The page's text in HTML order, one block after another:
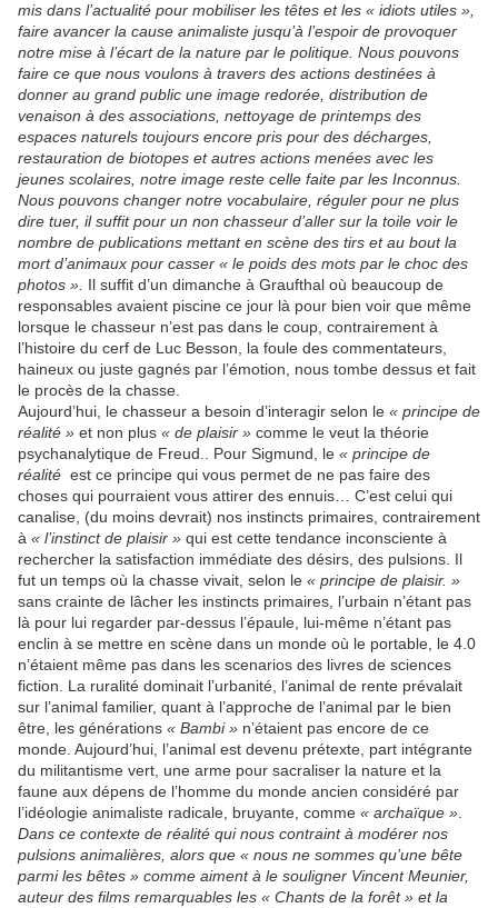
mis dans l’actualité pour mobiliser les têtes et les « idiots utiles »,
faire avancer la cause animaliste jusqu’à l’espoir de provoquer
notre mise à l’écart de la nature par le politique. Nous pouvons
faire ce que nous voulons à travers des actions destinées à
donner au grand public une image redorée, distribution de
venaison à des associations, nettoyage de printemps des
espaces naturels toujours encore pris pour des décharges,
restauration de biotopes et autres actions menées avec les
jeunes scolaires, notre image reste celle faite par les Inconnus.
Nous pouvons changer notre vocabulaire, réguler pour ne plus
dire tuer, il suffit pour un non chasseur d’aller sur la toile voir le
nombre de publications mettant en scène des tirs et au bout la
mort d’animaux pour casser « le poids des mots par le choc des
photos ». Il suffit d’un dimanche à Graufthal où beaucoup de
responsables avaient piscine ce jour là pour bien voir que même
lorsque le chasseur n’est pas dans le coup, contrairement à
l’histoire du cerf de Luc Besson, la foule des commentateurs,
haineux ou juste gagnés par l’émotion, nous tombe dessus et fait
le procès de la chasse.
Aujourd’hui, le chasseur a besoin d’interagir selon le « principe de
réalité » et non plus « de plaisir » comme le veut la théorie
psychanalytique de Freud.. Pour Sigmund, le « principe de
réalité est ce principe qui vous permet de ne pas faire des
choses qui pourraient vous attirer des ennuis…
C’est celui qui
canalise, (du moins devrait) nos instincts primaires, contrairement
à « l’instinct de plaisir » qui est cette tendance inconsciente à
rechercher la satisfaction immédiate des désirs, des pulsions. Il
fut un temps où la chasse vivait, selon le « principe de plaisir. »
sans crainte de lâcher les instincts primaires, l’urbain n’étant pas
là pour lui regarder par-dessus l’épaule, lui-même n’étant pas
enclin à se mettre en scène dans un monde où le portable, le 4.0
n’étaient même pas dans les scenarios des livres de sciences
fiction. La ruralité dominait l’urbanité, l’animal de rente prévalait
sur l’animal familier, quant à l’approche de l’animal par le bien
être, les générations « Bambi » n’étaient pas encore de ce
monde. Aujourd’hui, l’animal est devenu prétexte, part intégrante
du militantisme vert, une arme pour sacraliser la nature et la
faune aux dépens de l’homme du monde ancien considéré par
l’idéologie animaliste radicale, bruyante, comme « archaïque »
Dans ce contexte de réalité qui nous contraint à modérer nos
pulsions animalières, alors que « nous ne sommes qu’une bête
parmi les bêtes » comme aiment à le souligner Vincent Meunier,
auteur des films remarquables les « Chants de la forêt » et la